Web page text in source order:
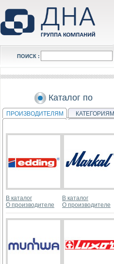
ПОИСК :
Каталог по
ПРОИЗВОДИТЕЛЯМ КАТЕГОРИЯМ
В каталог
О производителе
В каталог
О производителе